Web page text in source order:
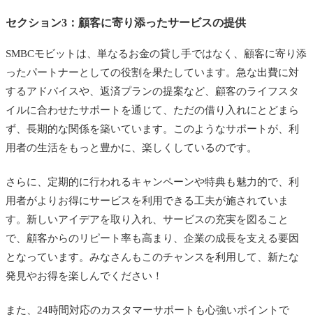
セクション3：顧客に寄り添ったサービスの提供
SMBCモビットは、単なるお金の貸し手ではなく、顧客に寄り添
ったパートナーとしての役割を果たしています。急な出費に対
するアドバイスや、返済プランの提案など、顧客のライフスタ
イルに合わせたサポートを通じて、ただの借り入れにとどまら
ず、長期的な関係を築いています。このようなサポートが、利
用者の生活をもっと豊かに、楽しくしているのです。
さらに、定期的に行われるキャンペーンや特典も魅力的で、利
用者がよりお得にサービスを利用できる工夫が施されていま
す。新しいアイデアを取り入れ、サービスの充実を図ること
で、顧客からのリピート率も高まり、企業の成長を支える要因
となっています。みなさんもこのチャンスを利用して、新たな
発見やお得を楽しんでください！
また、24時間対応のカスタマーサポートも心強いポイントで